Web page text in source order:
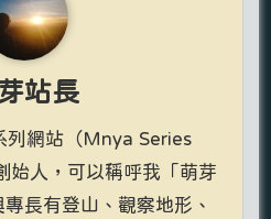
站長
列網站（Mnya Series
始人，可以稱呼我「萌芽
長有登山、觀察地形、